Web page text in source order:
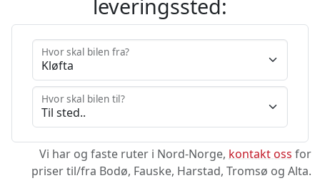
leveringssted:
Hvor skal bilen fra?
Hvor skal bilen til?
Vi har og faste ruter i Nord-Norge, kontakt oss for
priser til/fra Bodø, Fauske, Harstad, Tromsø og Alta.